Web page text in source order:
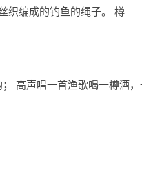
织编成的钓鱼的绳子。 樽
高声唱一首渔歌喝一樽酒